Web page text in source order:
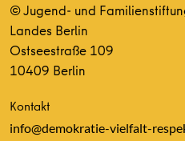
© Jugend- und
Landes Berlin
Ostseestraße 109
10409 Berlin
Kontakt
info@demokratie-vielfalt-